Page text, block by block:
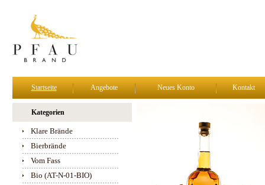
Startseite Angebote Neues Konto Kontakt
Kategorien
Klare Brände
Bierbrände
Vom Fass
Bio (AT-N-01-BIO)